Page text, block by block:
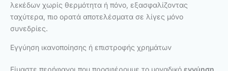
λεκέδων χωρίς θερμότητα ή πόνο, εξασφαλίζοντας
ταχύτερα, πιο ορατά αποτελέσματα σε λίγες μόνο
συνεδρίες.
Εγγύηση ικανοποίησης ή επιστροφής χρημάτων